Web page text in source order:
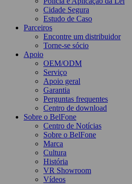
Cidade Segura
Estudo de Caso
Parceiros
Encontre um distribuidor
Torne-se sócio
Apoio
OEM/ODM
Serviço
Apoio geral
Garantia
Perguntas frequentes
Centro de download
Sobre o BelFone
Centro de Notícias
Sobre o BelFone
Marca
Cultura
História
VR Showroom
Vídeos